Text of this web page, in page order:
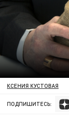
КСЕНИЯ КУСТОВАЯ
ПОДПИШИТЕСЬ: